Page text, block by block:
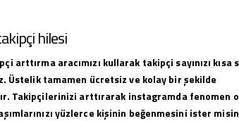
hilesi
arttırma aracımızı kullarak takipçi sayınızı kısa
Üstelik tamamen ücretsiz ve kolay bir şekilde
Takipçilerinizi arttırarak instagramda fenomen
yüzlerce kişinin beğenmesini ister